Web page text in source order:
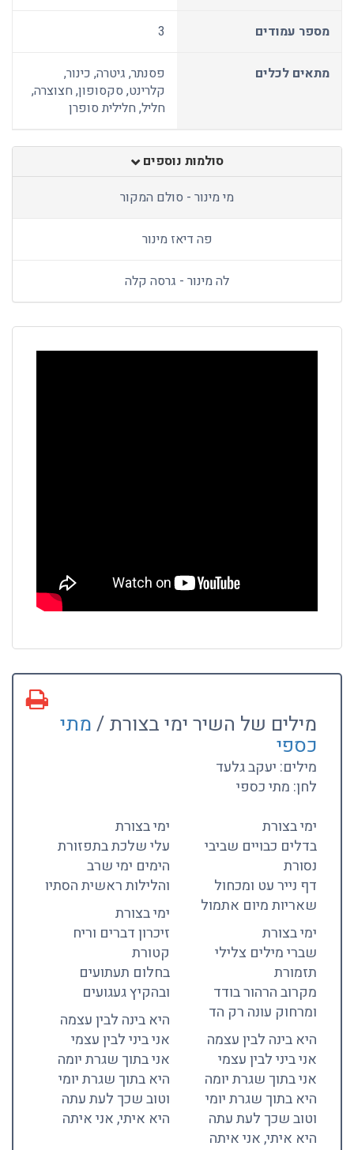
מספר עמודים 3
מתאים לכלים
פסנתר, גיטרה, כינור,
קלרינט, סקסופון, חצוצרה,
חליל, חלילית סופרן
סולמות נוספים
מי מינור - סולם המקור
פה דיאז מינור
לה מינור - גרסה קלה
מילים של השיר ימי בצורת /מתי
כספי
מילים: יעקב גלעד
לחן: מתי כספי
ימי בצורת
בדלים כבויים שביבי
נסורת
דף נייר עט ומכחול
שאריות מיום אתמול
ימי בצורת
שברי מילים צלילי
תזמורת
מקרוב הרהור בודד
ומרחוק עונה רק הד
היא בינה לבין עצמה
אני ביני לבין עצמי
אני בתוך שגרת יומה
היא בתוך שגרת יומי
וטוב שכך לעת עתה
היא איתי, אני איתה
ימי בצורת
עלי שלכת בתפזורת
הימים ימי שרב
והלילות ראשית הסתיו
ימי בצורת
זיכרון דברים וריח
קטורת
בחלום תעתועים
ובהקיץ געגועים
היא בינה לבין עצמה
אני ביני לבין עצמי
אני בתוך שגרת יומה
היא בתוך שגרת יומי
וטוב שכך לעת עתה
היא איתי, אני איתה